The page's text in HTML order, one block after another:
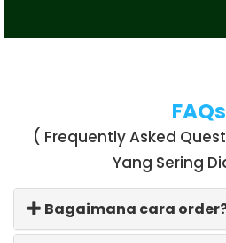
FAQs
( Frequently Asked
Yang Sering
Bagaimana cara